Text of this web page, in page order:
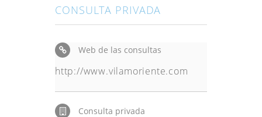
CONSULTA PRIVADA
Web de las consultas
http://www.vilamoriente.com
Consulta privada